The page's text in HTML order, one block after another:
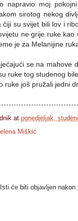
napravio moj
sirotog nekog
čiji su svijet bili lov i
ne grije ruke
je za Melanijine
se na mahove
ruke tog studenog
ruke još pružali jedni
at ponedjeljak,
Miškić
će biti objavljen nakon